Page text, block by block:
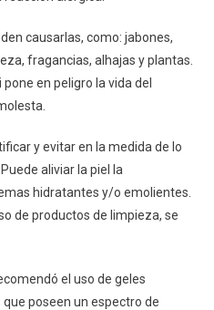
causarlas, como: jabones,
fragancias, alhajas y plantas.
en peligro la vida del
y evitar en la medida de lo
aliviar la piel la
hidratantes y/o emolientes.
de productos de limpieza, se
el uso de geles
poseen un espectro de